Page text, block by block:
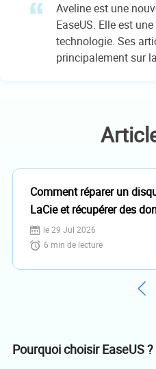
Aveline est une
EaseUS. Elle est
technologie. Ses
principalement sur
Comment réparer un
LaCie et récupérer des
le 29 Jul 2026
6 min de lecture
Pourquoi choisir EaseUS ?